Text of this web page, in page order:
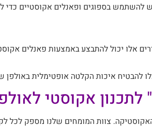
להשתמש בספוגים ופאנלים אקוסטיים כדי
אלו יכול להתבצע באמצעות פאנלים
להבטיח איכות הקלטה אופטימלית באולפן
אקוסטי
במעל ל-20 שנות ניסיון בתחום האקוסטיקה. צוות